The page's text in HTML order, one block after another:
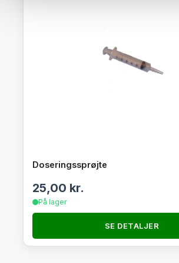
Doseringssprøjte
25,00 kr.
På lager
SE DETALJER